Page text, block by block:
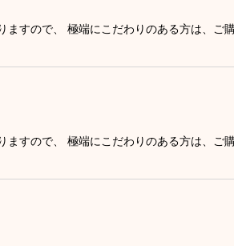
すので、 極端にこだわりのある方は、ご
すので、 極端にこだわりのある方は、ご